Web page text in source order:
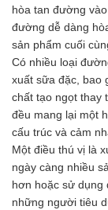
hòa tan đường
đường dễ dàng
sản phẩm cuối
Có nhiều loại
xuất sữa đặc, bao
chất tạo ngọt thay
đều mang lại một
cấu trúc và cảm
Một điều thú vị là
ngày càng nhiều
hơn hoặc sử dụng
những người tiêu